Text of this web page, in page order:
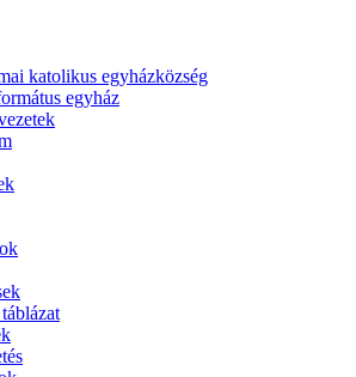
katolikus egyházközség
egyház